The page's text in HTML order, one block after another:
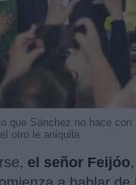
que Sánchez no hace
otro le aniquila
el señor Feijóo